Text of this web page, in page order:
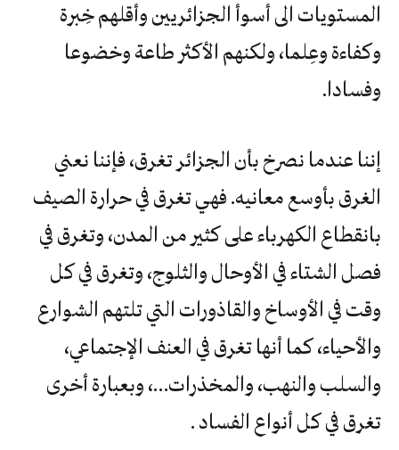
المستويات الى أسوأ الجزائريين وأقلهم خِبرة
وكفاءة وعِلما، ولكنهم الأكثر طاعة وخضوعا
وفسادا.
إننا عندما نصرخ بأن الجزائر تغرق، فإننا نعني
الغرق بأوسع معانيه. فهي تغرق في حرارة الصيف
بانقطاع الكهرباء على كثير من المدن، وتغرق في
فصل الشتاء في الأوحال والثلوج، وتغرق في كل
وقت في الأوساخ والقاذورات التي تلتهم الشوارع
والأحياء، كما أنها تغرق في العنف الإجتماعي،
والسلب والنهب، والمخذرات…، وبعبارة أخرى
تغرق في كل أنواع الفساد .